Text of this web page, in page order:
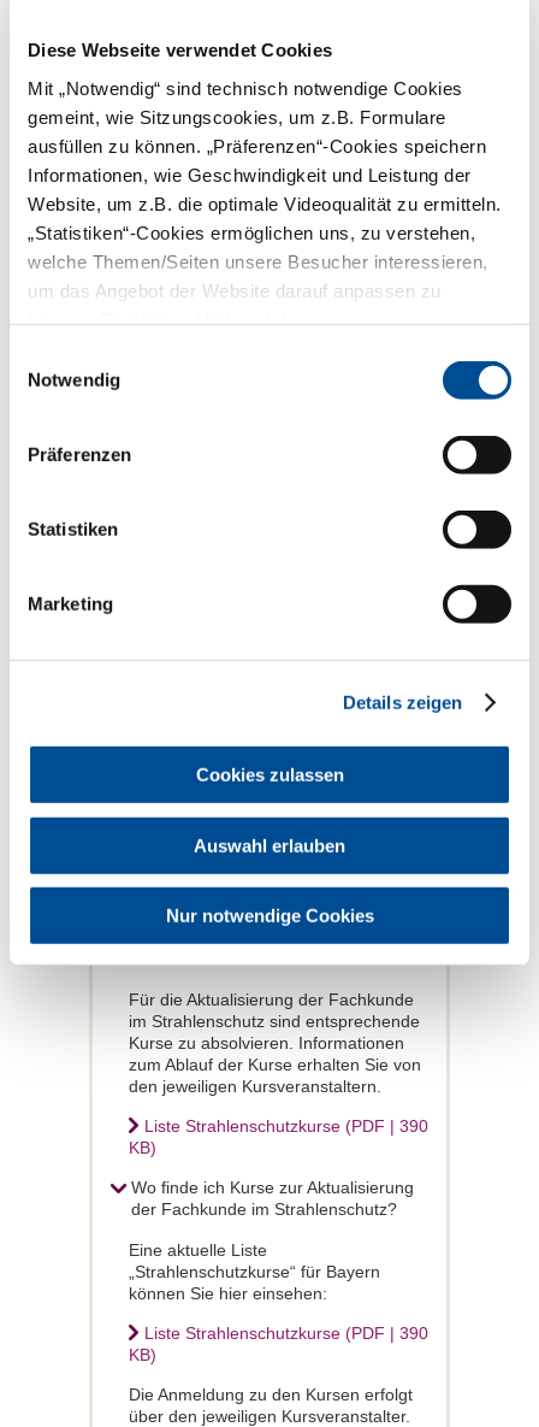
Diese Webseite verwendet Cookies
Mit „Notwendig“ sind technisch notwendige Cookies
gemeint, wie Sitzungscookies, um z.B. Formulare
ausfüllen zu können. „Präferenzen“-Cookies speichern
Informationen, wie Geschwindigkeit und Leistung der
Website, um z.B. die optimale Videoqualität zu ermitteln.
„Statistiken“-Cookies ermöglichen uns, zu verstehen,
welche Themen/Seiten unsere Besucher interessieren,
um das Angebot der Website darauf anpassen zu
Notwendig
Präferenzen
Statistiken
Marketing
Details zeigen
Cookies zulassen
Auswahl erlauben
Nur notwendige Cookies
Einzelheiten über die drei weiteren
Fachkunden für Zahnärzte:
Schädelübersichtsaufnahmen und
Spezialprojektionen
Handaufnahmen zur
Skelettwachstumsbestimmung
Weiterführende Technik „Digitale
Volumentomographie (DVT)“
Fachkundebescheinigung oder
Aktualisierungsbescheinigung kann
Bei Zahnärzten mit Fachkunde im
fünf Jahre eine Aktualisierung erfolgen.
Wann muss die Fachkunde im
Strahlenschutz aktualisiert werden?
Fachkunde bzw. ab dem Tagesdatum
der zuletzt durchgeführten
Für die Aktualisierung der Fachkunde
im Strahlenschutz sind entsprechende
Kurse zu absolvieren. Informationen
zum Ablauf der Kurse erhalten Sie von
den jeweiligen Kursveranstaltern.
Liste Strahlenschutzkurse (PDF | 390
KB)
Wo finde ich Kurse zur Aktualisierung
der Fachkunde im Strahlenschutz?
Eine aktuelle Liste
„Strahlenschutzkurse“ für Bayern
können Sie hier einsehen:
Liste Strahlenschutzkurse (PDF | 390
KB)
Die Anmeldung zu den Kursen erfolgt
über den jeweiligen Kursveranstalter.